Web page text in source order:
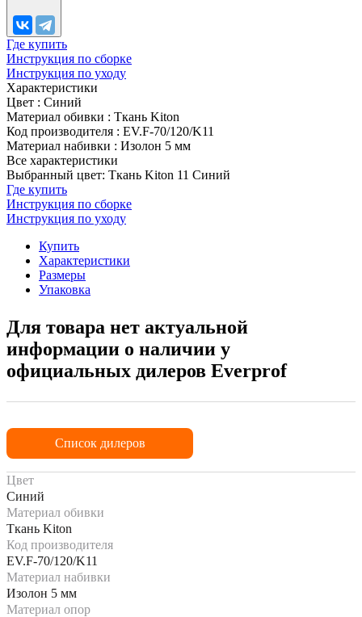
Где купить
Инструкция по сборке
Инструкция по уходу
Характеристики
Цвет : Синий
Материал обивки : Ткань Kiton
Код производителя : EV.F-70/120/K11
Материал набивки : Изолон 5 мм
Все характеристики
Выбранный цвет: Ткань Kiton 11 Синий
Где купить
Инструкция по сборке
Инструкция по уходу
Купить
Характеристики
Размеры
Упаковка
Для товара нет актуальной
информации о наличии у
официальных дилеров Everprof
Список дилеров
Цвет
Синий
Материал обивки
Ткань Kiton
Код производителя
EV.F-70/120/K11
Материал набивки
Изолон 5 мм
Материал опор